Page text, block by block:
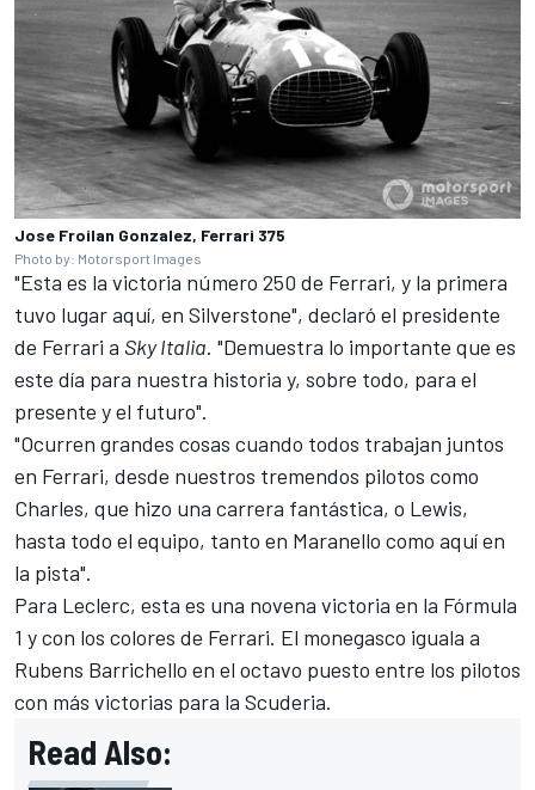
Jose Froilan Gonzalez, Ferrari 375
Photo by: Motorsport Images
"Esta es la victoria número 250 de Ferrari, y la primera
tuvo lugar aquí, en Silverstone", declaró el presidente
de Ferrari a Sky Italia. "Demuestra lo importante que es
este día para nuestra historia y, sobre todo, para el
presente y el futuro".
"Ocurren grandes cosas cuando todos trabajan juntos
en Ferrari, desde nuestros tremendos pilotos como
Charles, que hizo una carrera fantástica, o Lewis,
hasta todo el equipo, tanto en Maranello como aquí en
la pista".
Para Leclerc, esta es una novena victoria en la Fórmula
1 y con los colores de Ferrari. El monegasco iguala a
Rubens Barrichello en el octavo puesto entre los pilotos
con más victorias para la Scuderia.
Read Also: